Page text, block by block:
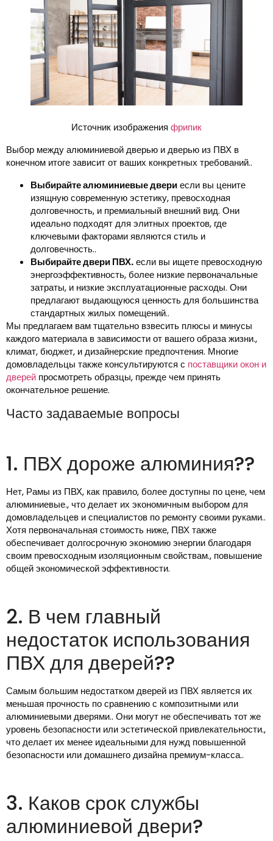
Источник изображения фрипик
Выбор между алюминиевой дверью и дверью из ПВХ в
конечном итоге зависит от ваших конкретных требований..
Выбирайте алюминиевые двериесли вы цените
изящную современную эстетику, превосходная
долговечность, и премиальный внешний вид. Они
идеально подходят для элитных проектов, где
ключевыми факторами являются стиль и
долговечность..
Выбирайте двери ПВХ.если вы ищете превосходную
энергоэффективность, более низкие первоначальные
затраты, и низкие эксплуатационные расходы. Они
предлагают выдающуюся ценность для большинства
стандартных жилых помещений..
Мы предлагаем вам тщательно взвесить плюсы и минусы
каждого материала в зависимости от вашего образа жизни.,
климат, бюджет, и дизайнерские предпочтения. Многие
домовладельцы также консультируются с поставщики окон и
дверей просмотреть образцы, прежде чем принять
окончательное решение.
Часто задаваемые вопросы
1. ПВХ дороже алюминия??
Нет, Рамы из ПВХ, как правило, более доступны по цене, чем
алюминиевые., что делает их экономичным выбором для
домовладельцев и специалистов по ремонту своими руками..
Хотя первоначальная стоимость ниже, ПВХ также
обеспечивает долгосрочную экономию энергии благодаря
своим превосходным изоляционным свойствам., повышение
общей экономической эффективности.
2. В чем главный
недостаток использования
ПВХ для дверей??
Самым большим недостатком дверей из ПВХ является их
меньшая прочность по сравнению с композитными или
алюминиевыми дверями.. Они могут не обеспечивать тот же
уровень безопасности или эстетической привлекательности.,
что делает их менее идеальными для нужд повышенной
безопасности или домашнего дизайна премиум-класса..
3. Каков срок службы
алюминиевой двери?